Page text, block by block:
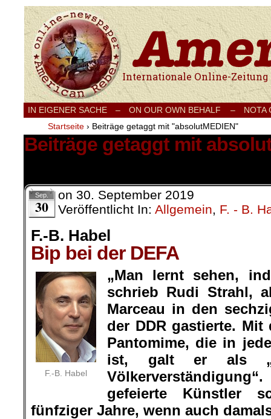
Internationale Onlinezeitung für Frieden,
IN EIGENER SACHE – ON OUR OWN BEHALF –
NOTA
Startseite › Beiträge getaggt mit "absolutMEDIEN"
Beiträge getaggt mit
Sep.
30
on 30. September 2019
Veröffentlicht In: Allgemein, F. - B.
F.-B. Habel
Bip bei der DEFA
F.-B. Habel
„Man lernt sehen,
schrieb Rudi Strahl,
Marceau in den
der DDR gastierte.
Pantomime, die in
ist, galt er als
gefeierte Künstler
fünfziger Jahre, wenn auch